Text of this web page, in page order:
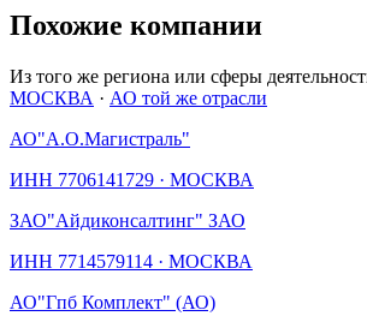
Похожие компании
Из того же региона или сферы
МОСКВА · АО той же отрасли
АО"А.О.Магистраль"
ИНН 7706141729 · МОСКВА
ЗАО"Айдиконсалтинг" ЗАО
ИНН 7714579114 · МОСКВА
АО"Гпб Комплект" (АО)